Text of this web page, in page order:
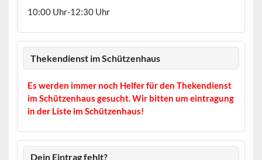
10:00 Uhr-12:30 Uhr
Thekendienst im Schützenhaus
Es werden immer noch Helfer für den Thekendienst
im Schützenhaus gesucht. Wir bitten um eintragung
in der Liste im Schützenhaus!
Dein Eintrag fehlt?